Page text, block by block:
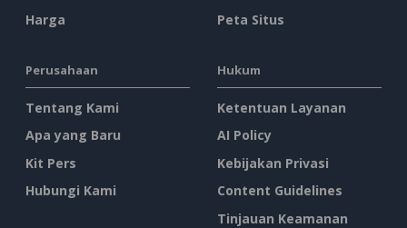
Harga
Peta Situs
Perusahaan
Tentang Kami
Apa yang Baru
Kit Pers
Hubungi Kami
Hukum
Ketentuan Layanan
AI Policy
Kebijakan Privasi
Content Guidelines
Tinjauan Keamanan